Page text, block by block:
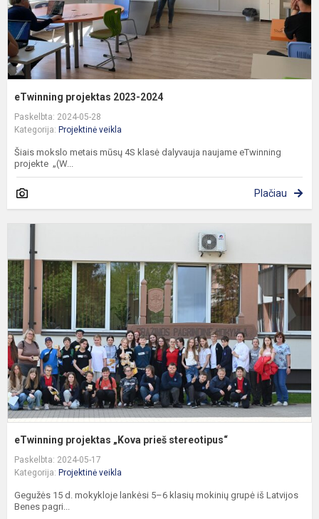
eTwinning projektas 2023-2024
Paskelbta: 2024-05-28
Kategorija: Projektinė veikla
Šiais mokslo metais mūsų 4S klasė dalyvauja naujame eTwinning
projekte „(W...
Plačiau
eTwinning projektas „Kova prieš stereotipus“
Paskelbta: 2024-05-17
Kategorija: Projektinė veikla
Gegužės 15 d. mokykloje lankėsi 5–6 klasių mokinių grupė iš Latvijos
Benes pagri...